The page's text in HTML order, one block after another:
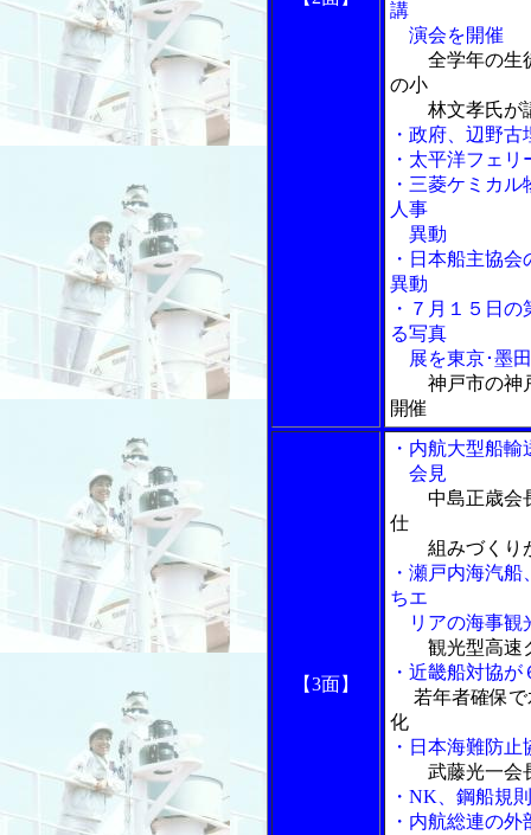
講
演会を開催
全学年の生
の小
林文孝氏が
・政府、辺野
・太平洋フェ
・三菱ケミカ
人事
異動
・日本船主協
異動
・７月１５日
る写真
展を東京･墨
神戸市の神
開催
【3面】
・内航大型船
会見
中島正歳会
仕
組みづくり
・瀬戸内海汽
ちエ
リアの海事観
観光型高速
・近畿船対協
若年者確保
化
・日本海難防
武藤光一会
・NK、鋼船規
・内航総連の